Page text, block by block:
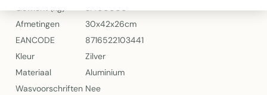
Gewicht (kg)
3.400000
Afmetingen
30x42x26cm
EANCODE
8716522103441
Kleur
Zilver
Materiaal
Aluminium
Wasvoorschriften Nee